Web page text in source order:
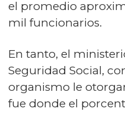
el promedio
mil funcionarios.
En tanto, el
Seguridad Social,
organismo le
fue donde el